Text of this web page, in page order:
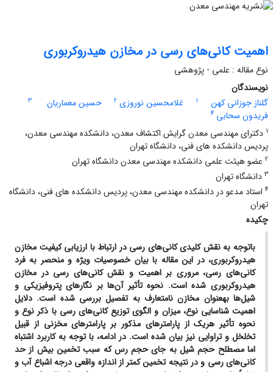
اهمیت کانی‌های رسی در مخازن هیدروکربوری
نوع مقاله : علمی - پژوهشی
نویسندگان
گلناز جوزانی کهن
1 غلامحسین نوروزی 2 حسین معماریان 3
فریدون سحابی 4
1 دکترای مهندسی معدن گرایش اکتشاف معدن، دانشکده مهندسی معدن،
پردیس دانشکده های فنی، دانشگاه تهران
2 عضو هیئت علمی دانشکده مهندسی معدن دانشگاه تهران
3 دانشگاه تهران
4 استاد مدعو در دانشکده مهندسی معدن، پردیس دانشکده های فنی، دانشگاه
تهران
چکیده
باتوجه به نقش کلیدی کانی‌های رسی در ارتباط با ارزیابی کیفیت مخازن
هیدروکربوری، در این مقاله با بیان خصوصیات ویژه و منحصر به فرد
کانی‌های رسی، مروری بر اهمیت و نقش کانی‌های رسی در مخازن
هیدروکربوری شده است. نحوه تأثیر آن‌ها بر نگارهای پتروفیزیکی و
شیل‌ها به­عنوان مخازن نامتعارف به تفصیل بررسی شده است. دلایل
اهمیت شناسایی نوع، میزان و الگوی توزیع کانی‌های رسی با ذکر نوع و
نحوه تأثیر هریک از پارامترهای مذکور بر پارامترهای مخزنی از قبیل
تخلخل و تراوایی نیز بیان شده است. در ادامه، با توجه به کاربرد اشتباه
اما مصطلح حجم شیل به جای حجم رس که سبب تخمین بیش از حد
کانی‌های رسی و در نتیجه تخمین کمتر از اندازه واقعی درجه اشباع آب و